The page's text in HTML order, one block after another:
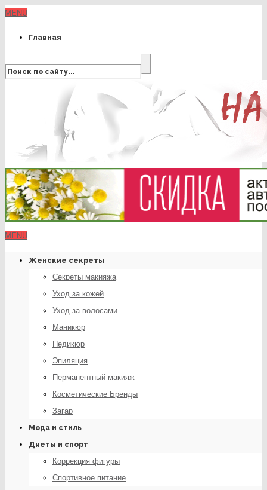
MENU
Главная
MENU
Женские секреты
Секреты макияжа
Уход за кожей
Уход за волосами
Маникюр
Педикюр
Эпиляция
Перманентный макияж
Косметические Бренды
Загар
Мода и стиль
Диеты и спорт
Коррекция фигуры
Спортивное питание